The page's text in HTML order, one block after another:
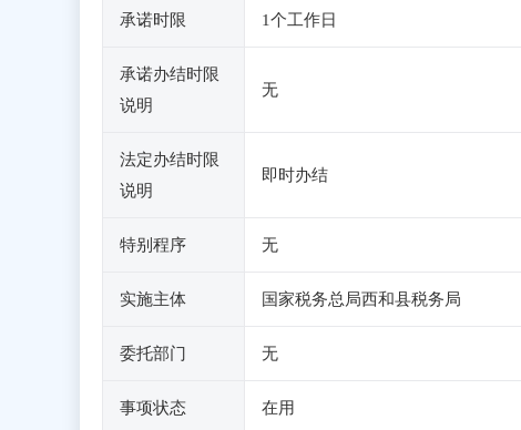
承诺时限 1个工作日
承诺办结时限
说明
无
法定办结时限
说明
即时办结
特别程序 无
实施主体 国家税务总局西和县税务局
委托部门 无
事项状态 在用